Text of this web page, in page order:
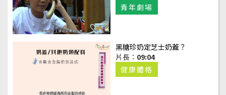
青年劇場
黑糖珍奶定芝士奶蓋？
片長： 09:04
健康體格